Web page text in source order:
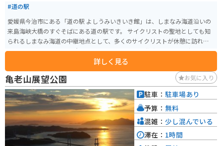
#道の駅
愛媛県今治市にある「道の駅 よしうみいきいき館」は、しまなみ海道沿いの
来島海峡大橋のすぐそばにある道の駅です。 サイクリストの聖地としても知
られるしまなみ海道の中継地点として、多くのサイクリストが休憩に訪れま
す。 レンタサイクルも用意されているので、ここを拠点にしまなみ海道サイ
クリングを楽しむことも可能です。 来島海峡大橋を望む絶景スポットとして
も人気があり、売店では地元の特産品や新鮮な海産物を購入できます。 レス
トランでは、来島海峡でとれた鯛や、地元産の食材を使った料理を堪能でき
ます。 バイク駐輪場は屋根付きのスペースもあり、ツーリング中の休憩にも
最適です。 しまなみ海道の絶景と、地元グルメを満喫できる道の駅です。
詳しく見る
亀老山展望公園 お気に入り
駐車： 駐車場あり
予算： 無料
混雑： 少し混んでいる
滞在： 1時間